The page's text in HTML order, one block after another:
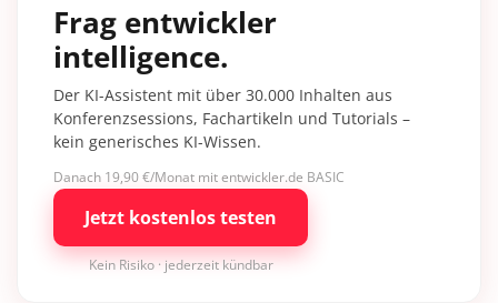
Frag entwickler
intelligence.
Der KI-Assistent mit über 30.000 Inhalten aus
Konferenzsessions, Fachartikeln und Tutorials –
kein generisches KI-Wissen.
Danach 19,90 €/Monat mit entwickler.de BASIC
Jetzt kostenlos testen
Kein Risiko · jederzeit kündbar